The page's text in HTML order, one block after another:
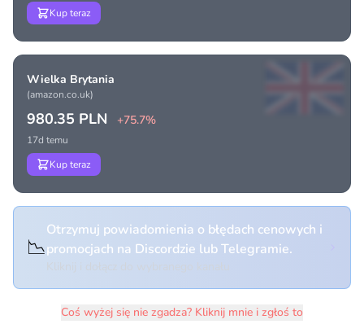
Kup teraz
Wielka Brytania
(amazon.co.uk)
980.35 PLN +75.7%
17d temu
Kup teraz
📉
Otrzymuj powiadomienia o błędach cenowych i
promocjach na Discordzie lub Telegramie.
Coś wyżej się nie zgadza? Kliknij mnie i zgłoś to